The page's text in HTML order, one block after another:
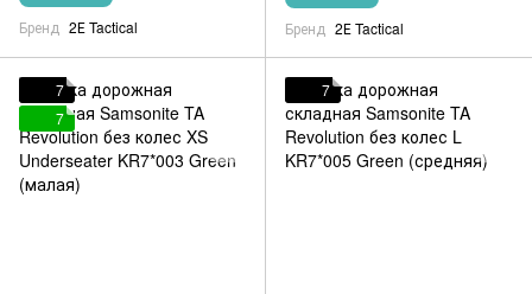
Бренд 2Е Tactical Бренд 2Е Tactical
7
7
7